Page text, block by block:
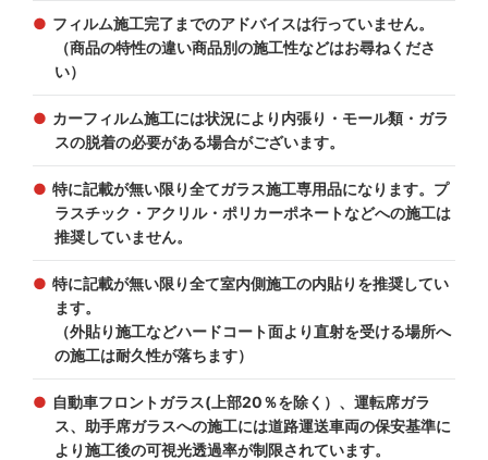
フィルム施工完了までのアドバイスは行っていません。
（商品の特性の違い商品別の施工性などはお尋ねくださ
い）
カーフィルム施工には状況により内張り・モール類・ガラ
スの脱着の必要がある場合がございます。
特に記載が無い限り全てガラス施工専用品になります。プ
ラスチック・アクリル・ポリカーポネートなどへの施工は
推奨していません。
特に記載が無い限り全て室内側施工の内貼りを推奨してい
ます。
（外貼り施工などハードコート面より直射を受ける場所へ
の施工は耐久性が落ちます）
自動車フロントガラス(上部20％を除く）、運転席ガラ
ス、助手席ガラスへの施工には道路運送車両の保安基準に
より施工後の可視光透過率が制限されています。